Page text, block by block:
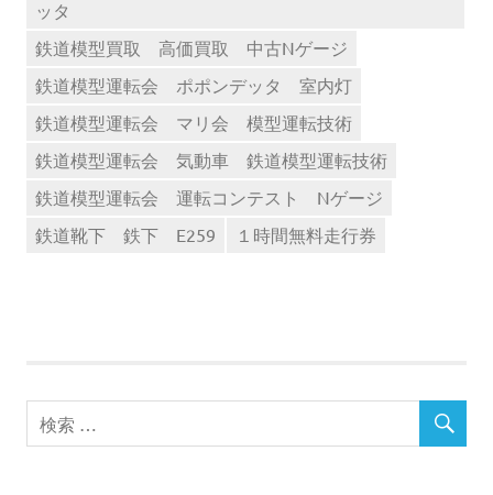
ッタ
鉄道模型買取 高価買取 中古Nゲージ
鉄道模型運転会 ポポンデッタ 室内灯
鉄道模型運転会 マリ会 模型運転技術
鉄道模型運転会 気動車 鉄道模型運転技術
鉄道模型運転会 運転コンテスト Nゲージ
鉄道靴下 鉄下 E259
１時間無料走行券